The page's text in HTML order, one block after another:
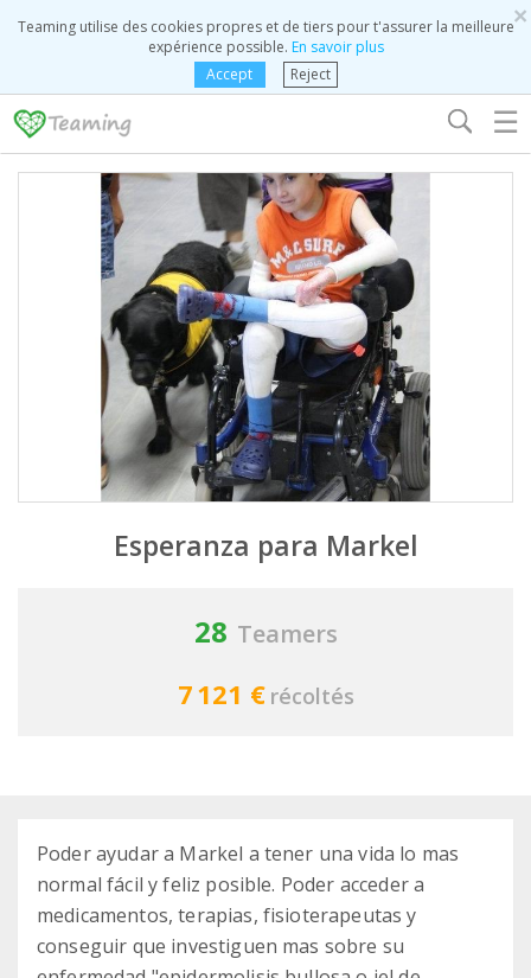
×
Teaming utilise des cookies propres et de tiers pour t'assurer la meilleure
expérience possible. En savoir plus
Accept
Reject
☰
Esperanza para Markel
28 Teamers
7 121 € récoltés
Poder ayudar a Markel a tener una vida lo mas
normal fácil y feliz posible. Poder acceder a
medicamentos, terapias, fisioterapeutas y
conseguir que investiguen mas sobre su